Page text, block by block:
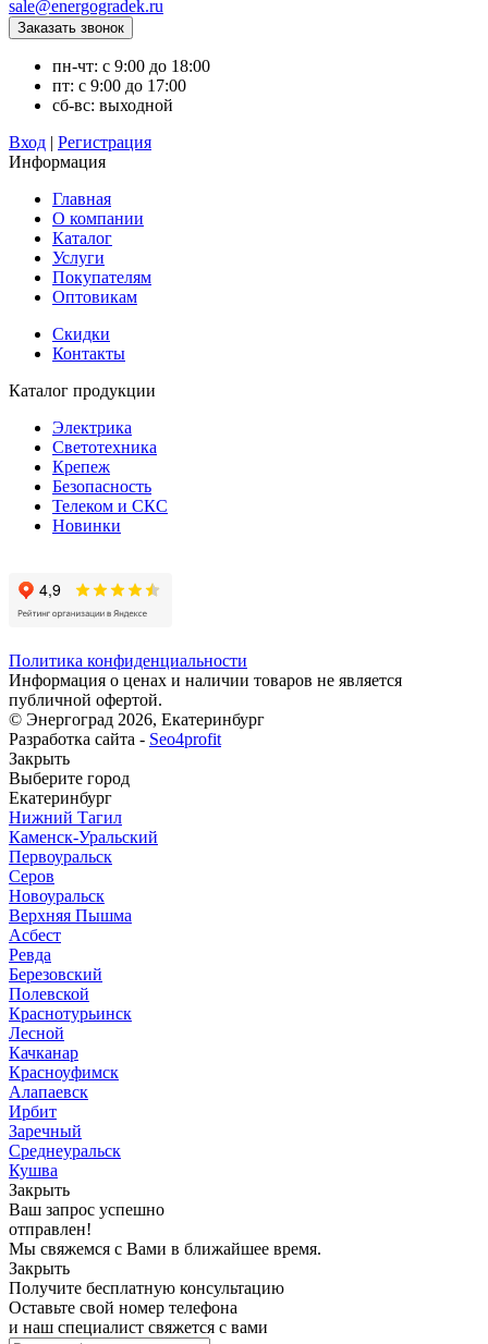
sale@energogradek.ru
пн-чт: с 9:00 до 18:00
пт: с 9:00 до 17:00
сб-вс: выходной
Вход | Регистрация
Информация
Главная
О компании
Каталог
Услуги
Покупателям
Оптовикам
Скидки
Контакты
Каталог продукции
Электрика
Светотехника
Крепеж
Безопасность
Телеком и СКС
Новинки
Политика конфиденциальности
Информация о ценах и наличии товаров не является
публичной офертой.
© Энергоград 2026, Екатеринбург
Разработка сайта - Seo4profit
Закрыть
Выберите город
Екатеринбург
Нижний Тагил
Каменск-Уральский
Первоуральск
Серов
Новоуральск
Верхняя Пышма
Асбест
Ревда
Березовский
Полевской
Краснотурьинск
Лесной
Качканар
Красноуфимск
Алапаевск
Ирбит
Заречный
Среднеуральск
Кушва
Закрыть
Ваш запрос успешно
отправлен!
Мы свяжемся с Вами в ближайшее время.
Закрыть
Получите бесплатную консультацию
Оставьте свой номер телефона
и наш специалист свяжется с вами